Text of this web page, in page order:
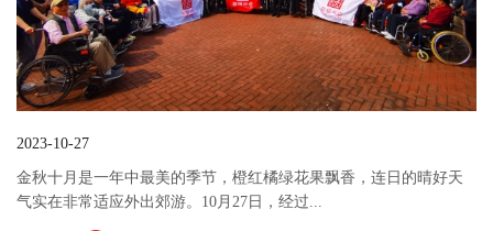
2023-10-27
金秋十月是一年中最美的季节，橙红橘绿花果飘香，连日的晴好天
气实在非常适应外出郊游。10月27日，经过...